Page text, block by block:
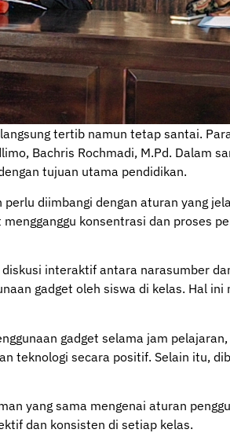
tertib namun tetap santai.
Bachris Rochmadi, M.Pd. Dalam
tujuan utama pendidikan.
diimbangi dengan aturan yang
konsentrasi dan proses
interaktif antara narasumber
gadget oleh siswa di kelas. Hal
gadget selama jam
teknologi secara positif. Selain itu,
yang sama mengenai aturan
dan konsisten di setiap kelas.